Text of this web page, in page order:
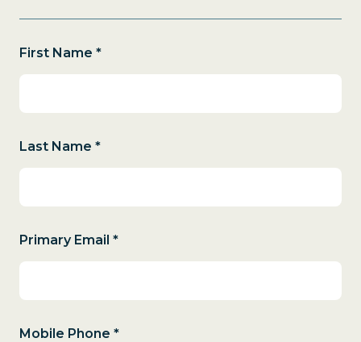
First Name *
Last Name *
Primary Email *
Mobile Phone *